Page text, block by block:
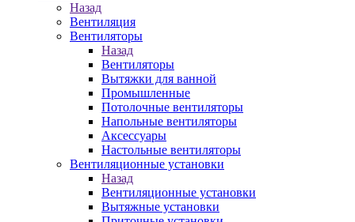
Назад
Вентиляция
Вентиляторы
Назад
Вентиляторы
Вытяжки для ванной
Промышленные
Потолочные вентиляторы
Напольные вентиляторы
Аксессуары
Настольные вентиляторы
Вентиляционные установки
Назад
Вентиляционные установки
Вытяжные установки